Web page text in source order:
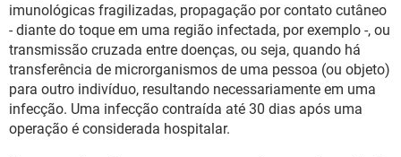
imunológicas fragilizadas, propagação por contato cutâneo
- diante do toque em uma região infectada, por exemplo -, ou
transmissão cruzada entre doenças, ou seja, quando há
transferência de microrganismos de uma pessoa (ou objeto)
para outro indivíduo, resultando necessariamente em uma
infecção. Uma infecção contraída até 30 dias após uma
operação é considerada hospitalar.